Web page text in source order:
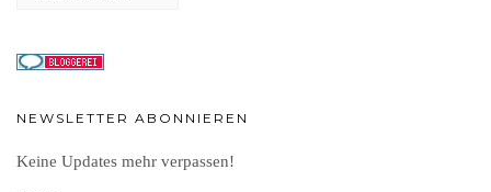
NEWSLETTER ABONNIEREN
Keine Updates mehr verpassen!